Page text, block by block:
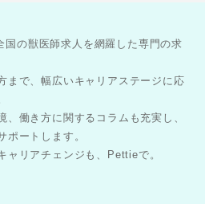
の獣医師求人を網羅した専門の求
まで、幅広いキャリアステージに応
、働き方に関するコラムも充実し、
ポートします。
ャリアチェンジも、Pettieで。